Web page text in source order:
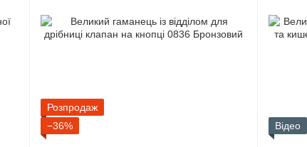
Розпродаж
−36%
Відео